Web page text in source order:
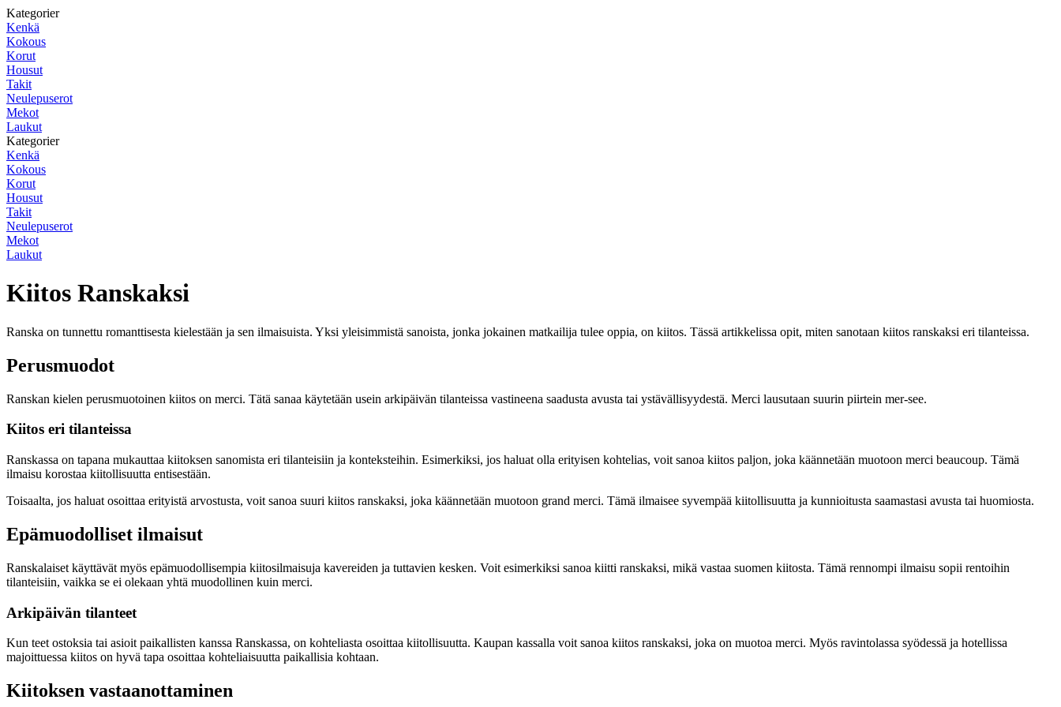
Kategorier
Kenkä
Kokous
Korut
Housut
Takit
Neulepuserot
Mekot
Laukut
Kategorier
Kenkä
Kokous
Korut
Housut
Takit
Neulepuserot
Mekot
Laukut
Kiitos Ranskaksi
Ranska on tunnettu romanttisesta kielestään ja sen ilmaisuista. Yksi yleisimmistä sanoista, jonka jokainen matkailija tulee oppia, on kiitos. Tässä artikkelissa opit, miten sanotaan kiitos ranskaksi eri tilanteissa.
Perusmuodot
Ranskan kielen perusmuotoinen kiitos on merci. Tätä sanaa käytetään usein arkipäivän tilanteissa vastineena saadusta avusta tai ystävällisyydestä. Merci lausutaan suurin piirtein mer-see.
Kiitos eri tilanteissa
Ranskassa on tapana mukauttaa kiitoksen sanomista eri tilanteisiin ja konteksteihin. Esimerkiksi, jos haluat olla erityisen kohtelias, voit sanoa kiitos paljon, joka käännetään muotoon merci beaucoup. Tämä
ilmaisu korostaa kiitollisuutta entisestään.
Toisaalta, jos haluat osoittaa erityistä arvostusta, voit sanoa suuri kiitos ranskaksi, joka käännetään muotoon grand merci. Tämä ilmaisee syvempää kiitollisuutta ja kunnioitusta saamastasi avusta tai huomiosta.
Epämuodolliset ilmaisut
Ranskalaiset käyttävät myös epämuodollisempia kiitosilmaisuja kavereiden ja tuttavien kesken. Voit esimerkiksi sanoa kiitti ranskaksi, mikä vastaa suomen kiitosta. Tämä rennompi ilmaisu sopii rentoihin
tilanteisiin, vaikka se ei olekaan yhtä muodollinen kuin merci.
Arkipäivän tilanteet
Kun teet ostoksia tai asioit paikallisten kanssa Ranskassa, on kohteliasta osoittaa kiitollisuutta. Kaupan kassalla voit sanoa kiitos ranskaksi, joka on muotoa merci. Myös ravintolassa syödessä ja hotellissa
majoittuessa kiitos on hyvä tapa osoittaa kohteliaisuutta paikallisia kohtaan.
Kiitoksen vastaanottaminen